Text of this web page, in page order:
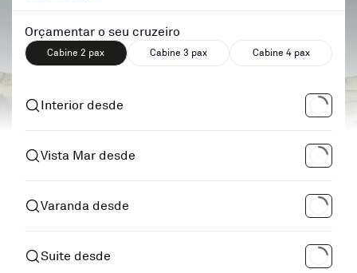
Orçamentar o seu cruzeiro
Cabine 2 pax Cabine 3 pax Cabine 4 pax
Interior desde
Vista Mar desde
Varanda desde
Suite desde